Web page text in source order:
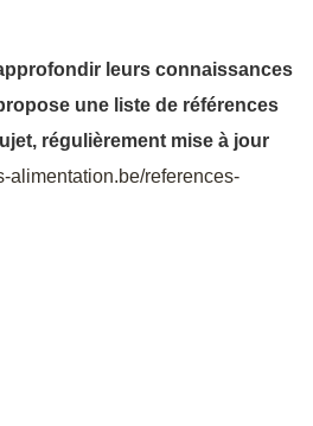
leurs connaissances
une liste de références
régulièrement mise à jour
alimentation.be/references-